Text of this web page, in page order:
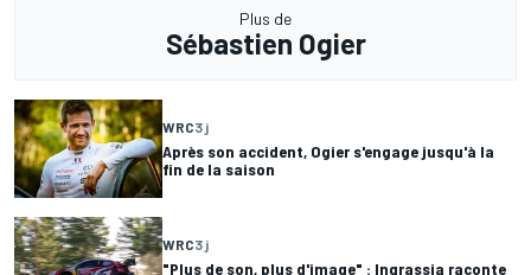
Plus de
Sébastien Ogier
WRC3 j
Après son accident, Ogier s'engage jusqu'à la
fin de la saison
WRC3 j
"Plus de son, plus d'image" : Ingrassia raconte